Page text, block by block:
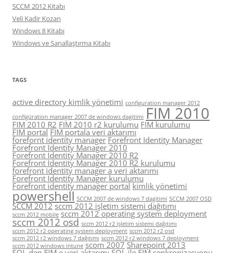
SCCM 2012 Kitabı
Veli Kadir Kozan
Windows 8 Kitabı
Windows ve Sanallaştırma Kitabı
TAGS
active directory kimlik yönetimi configuration manager 2012
configüration manager 2007 de windows dagitimi FIM 2010
FIM 2010 R2 FIM 2010 r2 kurulumu FIM kurulumu
FIM portal FIM portala veri aktarımı
forefornt identity manager Forefront Identity Manager
Forefront Identity Manager 2010
Forefront Identity Manager 2010 R2
Forefront Identity Manager 2010 R2 kurulumu
forefront identity manager a veri aktarımı
Forefront Identity Manager kurulumu
Forefront identity manager portal kimlik yönetimi
powershell SCCM 2007 de windows 7 dagitimi SCCM 2007 OSD
SCCM 2012 sccm 2012 işletim sistemi dağıtımı
sccm 2012 mobile sccm 2012 operating system deployment
sccm 2012 osd sccm 2012 r2 işletim sistemi dağıtımı
sccm 2012 r2 operating system deployment sccm 2012 r2 osd
sccm 2012 r2 windows 7 dağıtımı sccm 2012 r2 windows 7 deployment
sccm 2012 windows intune scom 2007 Sharepoint 2013